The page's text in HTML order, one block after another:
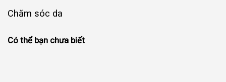
Chăm sóc da
Có thể bạn chưa biết